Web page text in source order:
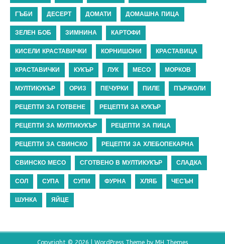
ГЪБИ ДЕСЕРТ ДОМАТИ ДОМАШНА ПИЦА
ЗЕЛЕН БОБ ЗИМНИНА КАРТОФИ
КИСЕЛИ КРАСТАВИЧКИ КОРНИШОНИ КРАСТАВИЦА
КРАСТАВИЧКИ КУКЪР ЛУК МЕСО МОРКОВ
МУЛТИКУКЪР ОРИЗ ПЕЧУРКИ ПИЛЕ ПЪРЖОЛИ
РЕЦЕПТИ ЗА ГОТВЕНЕ РЕЦЕПТИ ЗА КУКЪР
РЕЦЕПТИ ЗА МУЛТИКУКЪР РЕЦЕПТИ ЗА ПИЦА
РЕЦЕПТИ ЗА СВИНСКО РЕЦЕПТИ ЗА ХЛЕБОПЕКАРНА
СВИНСКО МЕСО СГОТВЕНО В МУЛТИКУКЪР СЛАДКА
СОЛ СУПА СУПИ ФУРНА ХЛЯБ ЧЕСЪН
ШУНКА ЯЙЦЕ